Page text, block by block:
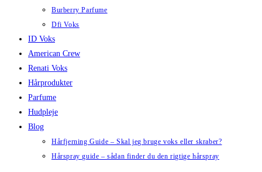
Burberry Parfume
Dfi Voks
ID Voks
American Crew
Renati Voks
Hårprodukter
Parfume
Hudpleje
Blog
Hårfjerning Guide – Skal jeg bruge voks eller skraber?
Hårspray guide – sådan finder du den rigtige hårspray